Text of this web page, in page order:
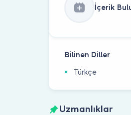
İçerik
Bilinen Diller
Türkçe
Uzmanlıklar